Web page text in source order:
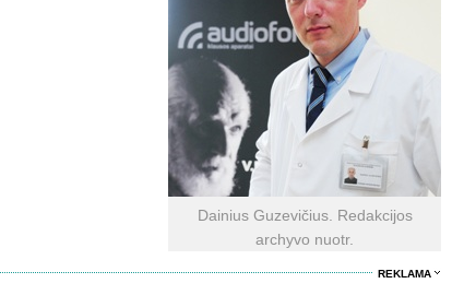
Dainius Guzevičius. Redakcijos
archyvo nuotr.
REKLAMA